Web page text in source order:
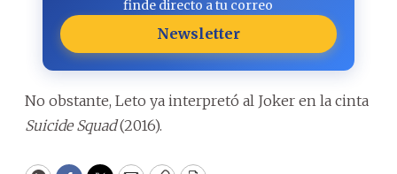
finde directo a tu correo
Newsletter
No obstante, Leto ya interpretó al Joker en la cinta
Suicide Squad(2016).